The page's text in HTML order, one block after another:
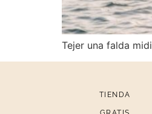
Tejer una falda
TIENDA